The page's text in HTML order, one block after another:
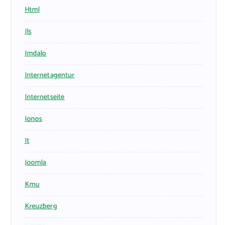
Html
Ils
Imdalo
Internetagentur
Internetseite
Ionos
It
Joomla
Kmu
Kreuzberg